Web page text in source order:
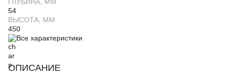
ГЛУБИНА, ММ
54
ВЫСОТА, ММ
450
Все характеристики
ОПИСАНИЕ